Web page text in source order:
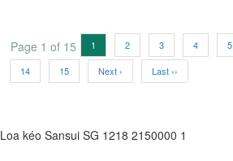
Page 1 of 15 1 2 3 4 5
14 15 Next › Last ››
Loa kéo Sansui SG 1218 2150000 1